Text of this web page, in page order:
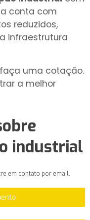
conta com
reduzidos,
infraestrutura
uma cotação.
a melhor
industrial
em contato por email.